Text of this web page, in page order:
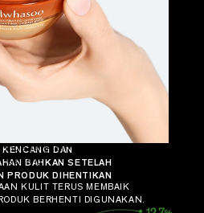
yangditambahkan
Ginseng
KENCANG DAN
BAHKAN SETELAH
PRODUK DIHENTIKAN
KULIT TERUS MEMBAIK
BERHENTI DIGUNAKAN.